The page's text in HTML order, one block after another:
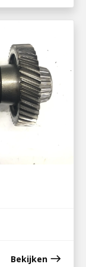
R,
Bekijken east